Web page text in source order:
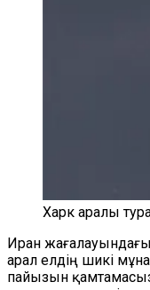
Харк аралы
Иран
арал елдің шикі
пайызын қамтамасыз